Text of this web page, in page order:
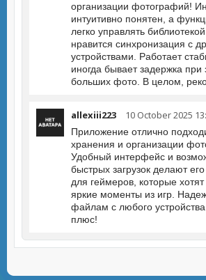
организации фотографий!
интуитивно понятен, а
легко управлять
нравится синхронизация с
устройствами. Работает
иногда бывает задержка при
больших фото. В целом,
allexiii223 10 October 2025
Приложение отлично
хранения и организации
Удобный интерфейс и
быстрых загрузок делают
для геймеров, которые
яркие моменты из игр.
файлам с любого
плюс!